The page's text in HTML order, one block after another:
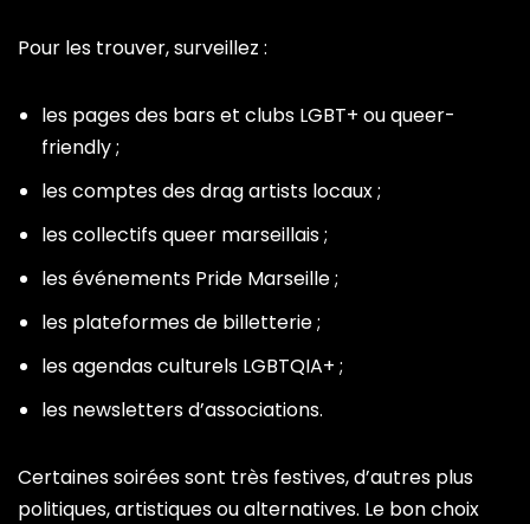
Pour les trouver, surveillez :
les pages des bars et clubs LGBT+ ou queer-
friendly ;
les comptes des drag artists locaux ;
les collectifs queer marseillais ;
les événements Pride Marseille ;
les plateformes de billetterie ;
les agendas culturels LGBTQIA+ ;
les newsletters d’associations.
Certaines soirées sont très festives, d’autres plus
politiques, artistiques ou alternatives. Le bon choix